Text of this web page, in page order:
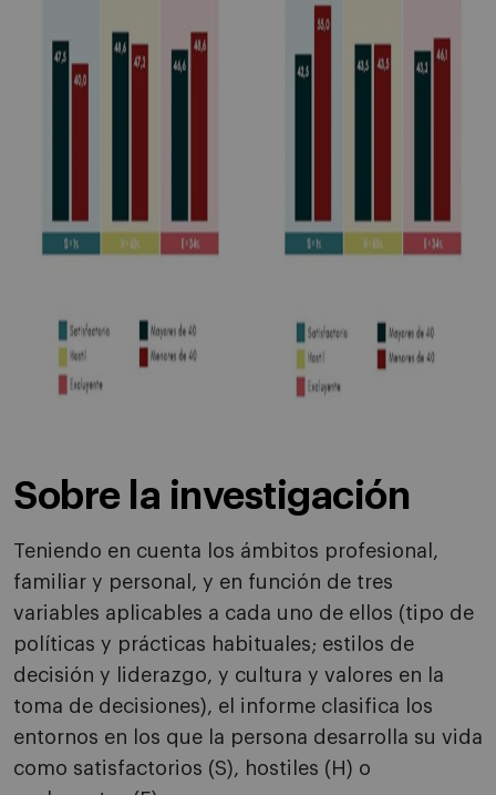
Sobre la investigación
Teniendo en cuenta los ámbitos profesional,
familiar y personal, y en función de tres
variables aplicables a cada uno de ellos (tipo de
políticas y prácticas habituales; estilos de
decisión y liderazgo, y cultura y valores en la
toma de decisiones), el informe clasifica los
entornos en los que la persona desarrolla su vida
como satisfactorios (S), hostiles (H) o